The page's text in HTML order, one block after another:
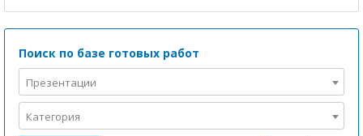
Поиск по базе готовых работ
Презентации
Категория